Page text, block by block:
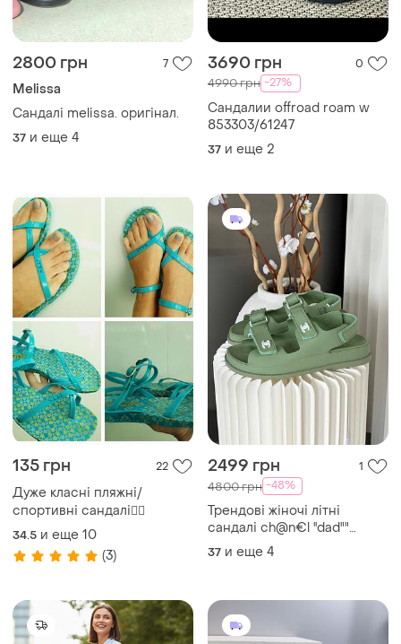
2800 грн 7
Melissa
Сандалі melissa. оригінал.
37 и еще 4
3690 грн 0
4990 грн -27%
Сандалии offroad roam w
853303/61247
37 и еще 2
135 грн 22
Дуже класні пляжні/
спортивні сандалі🏄‍♀️
34.5 и еще 10
(3)
2499 грн 1
4800 грн -48%
Трендові жіночі літні
сандалі ch@n€l ''dad""
sandals green premium
37 и еще 4